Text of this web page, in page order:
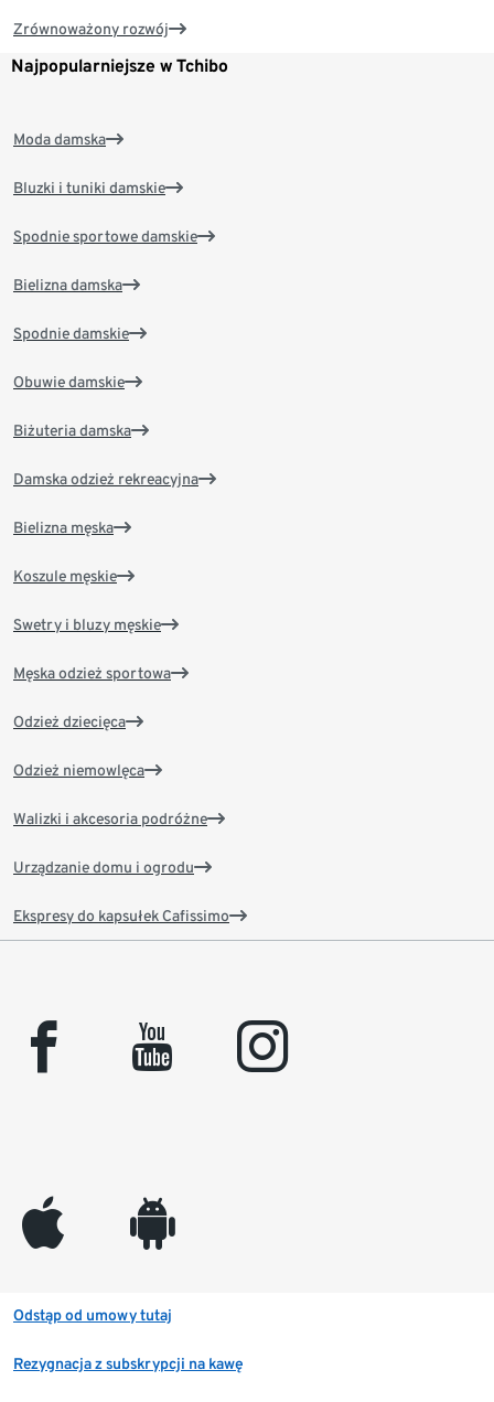
Zrównoważony rozwój
Najpopularniejsze w Tchibo
Moda damska
Bluzki i tuniki damskie
Spodnie sportowe damskie
Bielizna damska
Spodnie damskie
Obuwie damskie
Biżuteria damska
Damska odzież rekreacyjna
Bielizna męska
Koszule męskie
Swetry i bluzy męskie
Męska odzież sportowa
Odzież dziecięca
Odzież niemowlęca
Walizki i akcesoria podróżne
Urządzanie domu i ogrodu
Ekspresy do kapsułek Cafissimo
facebook youtube instagram
appleinc android
Odstąp od umowy tutaj
Rezygnacja z subskrypcji na kawę